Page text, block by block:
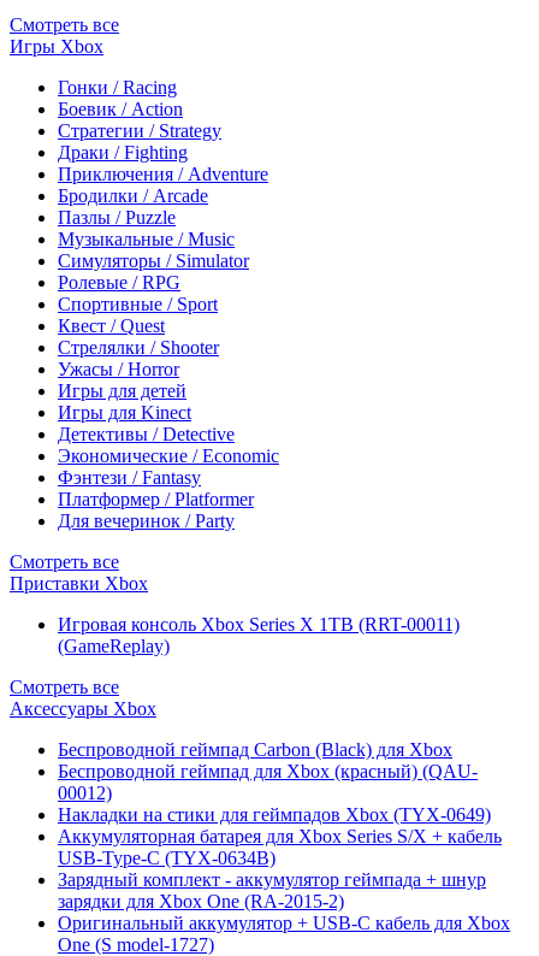
Смотреть все
Игры Xbox
Гонки / Racing
Боевик / Action
Стратегии / Strategy
Драки / Fighting
Приключения / Adventure
Бродилки / Arcade
Пазлы / Puzzle
Музыкальные / Music
Симуляторы / Simulator
Ролевые / RPG
Спортивные / Sport
Квест / Quest
Стрелялки / Shooter
Ужасы / Horror
Игры для детей
Игры для Kinect
Детективы / Detective
Экономические / Economic
Фэнтези / Fantasy
Платформер / Platformer
Для вечеринок / Party
Смотреть все
Приставки Xbox
Игровая консоль Xbox Series X 1TB (RRT-00011)
(GameReplay)
Смотреть все
Аксессуары Xbox
Беспроводной геймпад Carbon (Black) для Xbox
Беспроводной геймпад для Xbox (красный) (QAU-
00012)
Накладки на стики для геймпадов Xbox (TYX-0649)
Аккумуляторная батарея для Xbox Series S/X + кабель
USB-Type-C (TYX-0634B)
Зарядный комплект - аккумулятор геймпада + шнур
зарядки для Xbox One (RA-2015-2)
Оригинальный аккумулятор + USB-C кабель для Xbox
One (S model-1727)